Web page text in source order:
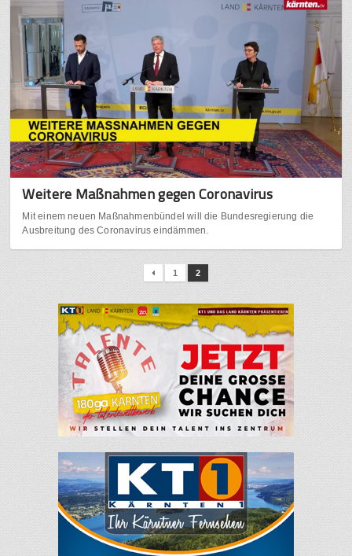
Weitere Maßnahmen gegen Coronavirus
Mit einem neuen Maßnahmenbündel will die Bundesregierung die
Ausbreitung des Coronavirus eindämmen.
1 2